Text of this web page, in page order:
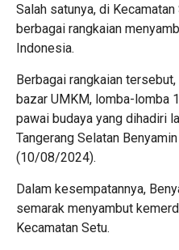
Salah satunya, di
berbagai rangkaian
Indonesia.
Berbagai rangkaian
bazar UMKM, lomba-lomba
pawai budaya yang dihadiri
Tangerang Selatan
(10/08/2024).
Dalam kesempatannya,
semarak menyambut
Kecamatan Setu.